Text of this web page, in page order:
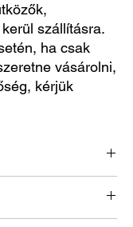
szállításra.
ha csak
vásárolni,
kérjük